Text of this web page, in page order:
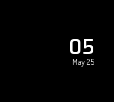
05
May 25